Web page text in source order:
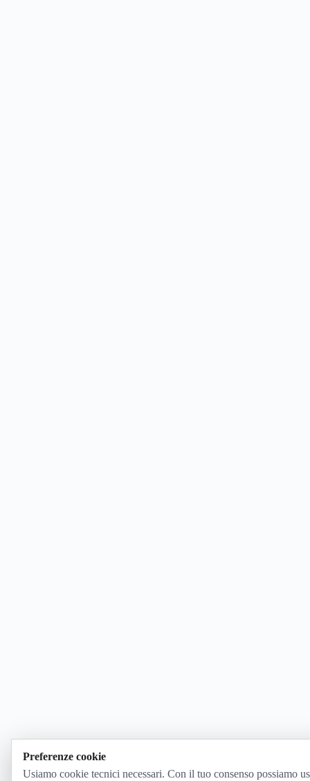
Preferenze cookie
Usiamo cookie tecnici necessari. Con il tuo consenso possiamo